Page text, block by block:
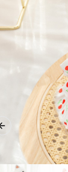
Previous slide